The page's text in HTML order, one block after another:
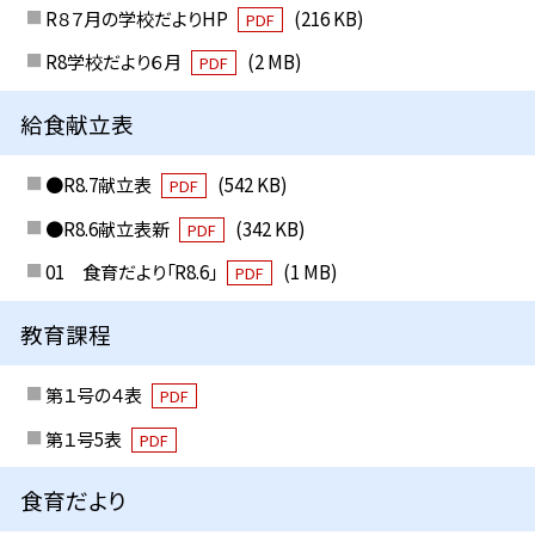
R８７月の学校だよりHP PDF
(216 KB)
R8学校だより６月
PDF (2 MB)
給食献立表
●R8.7献立表 PDF
(542 KB)
●R8.6献立表新
PDF
(342 KB)
01 食育だより「R8.6」
PDF (1 MB)
教育課程
第１号の４表 PDF
第１号5表 PDF
食育だより